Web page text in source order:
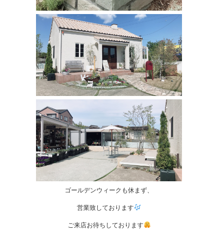
ゴールデンウィークも休まず、
営業致しております
ご来店お待ちしております